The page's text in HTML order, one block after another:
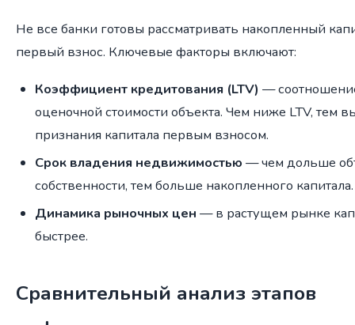
Не все банки готовы рассматривать накопленный
первый взнос. Ключевые факторы включают:
Коэффициент кредитования (LTV) —
оценочной стоимости объекта. Чем ниже LTV, тем
признания капитала первым взносом.
Срок владения недвижимостью — чем дольше
собственности, тем больше накопленного капитала.
Динамика рыночных цен — в растущем рынке
быстрее.
Сравнительный анализ этапов